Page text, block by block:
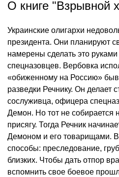
О книге "Взрывной
Украинские олигархи
президента. Они планируют
намерены сделать это руками
спецназовцев. Вербовка
«обиженному на Россию»
разведки Речнику. Он делает
сослуживца, офицера
Демон. Но тот не собирается
присягу. Тогда Речник
Демоном и его товарищами.
способы: преследование,
близких. Чтобы дать отпор
вспомнить свое боевое